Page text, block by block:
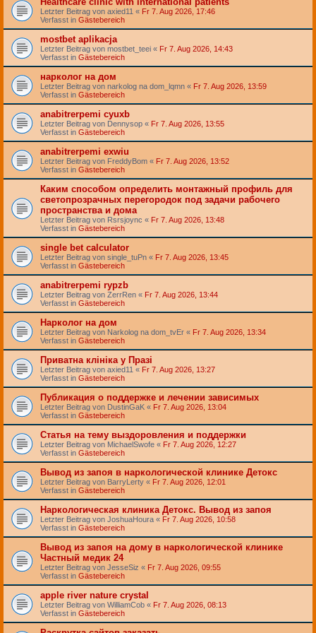
Letzter Beitrag von axied11 « Fr 7. Aug 2026, 17:46
Verfasst in Gästebereich
mostbet aplikacja
Letzter Beitrag von mostbet_teei « Fr 7. Aug 2026, 14:43
Verfasst in Gästebereich
нарколог на дом
Letzter Beitrag von narkolog na dom_lqmn « Fr 7. Aug 2026, 13:59
Verfasst in Gästebereich
anabitrerpemi cyuxb
Letzter Beitrag von Dennysop « Fr 7. Aug 2026, 13:55
Verfasst in Gästebereich
anabitrerpemi exwiu
Letzter Beitrag von FreddyBom « Fr 7. Aug 2026, 13:52
Verfasst in Gästebereich
Каким способом определить монтажный профиль для
светопрозрачных перегородок под задачи рабочего
пространства и дома
Letzter Beitrag von Rsrsjoync « Fr 7. Aug 2026, 13:48
Verfasst in Gästebereich
single bet calculator
Letzter Beitrag von single_tuPn « Fr 7. Aug 2026, 13:45
Verfasst in Gästebereich
anabitrerpemi rypzb
Letzter Beitrag von ZerrRen « Fr 7. Aug 2026, 13:44
Verfasst in Gästebereich
Нарколог на дом
Letzter Beitrag von Narkolog na dom_tvEr « Fr 7. Aug 2026, 13:34
Verfasst in Gästebereich
Приватна клініка у Празі
Letzter Beitrag von axied11 « Fr 7. Aug 2026, 13:27
Verfasst in Gästebereich
Публикация о поддержке и лечении зависимых
Letzter Beitrag von DustinGaK « Fr 7. Aug 2026, 13:04
Verfasst in Gästebereich
Статья на тему выздоровления и поддержки
Letzter Beitrag von MichaelSwofe « Fr 7. Aug 2026, 12:27
Verfasst in Gästebereich
Вывод из запоя в наркологической клинике Детокс
Letzter Beitrag von BarryLerty « Fr 7. Aug 2026, 12:01
Verfasst in Gästebereich
Наркологическая клиника Детокс. Вывод из запоя
Letzter Beitrag von JoshuaHoura « Fr 7. Aug 2026, 10:58
Verfasst in Gästebereich
Вывод из запоя на дому в наркологической клинике
Частный медик 24
Letzter Beitrag von JesseSiz « Fr 7. Aug 2026, 09:55
Verfasst in Gästebereich
apple river nature crystal
Letzter Beitrag von WilliamCob « Fr 7. Aug 2026, 08:13
Verfasst in Gästebereich